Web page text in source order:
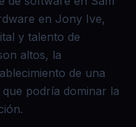
en Jony Ive,
y talento de
altos, la
de una
podría dominar la